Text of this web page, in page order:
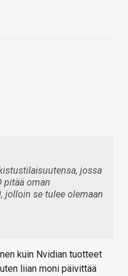
jossa
pitää oman
jolloin se tulee olemaan
kuin Nvidian tuotteet
liian moni päivittää